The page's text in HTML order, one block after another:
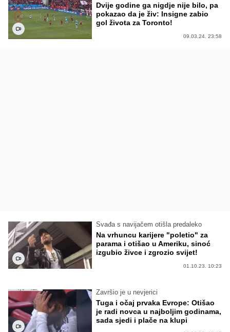
Dvije godine ga nigdje nije bilo, pa
pokazao da je živ: Insigne zabio
gol života za Toronto!
09.03.24. 23:58
Svađa s navijačem otišla predaleko
Na vrhuncu karijere "poletio" za
parama i otišao u Ameriku, sinoć
izgubio živce i zgrozio svijet!
01.10.23. 10:23
Završio je u nevjerici
Tuga i očaj prvaka Evrope: Otišao
je radi novca u najboljim godinama,
sada sjedi i plače na klupi